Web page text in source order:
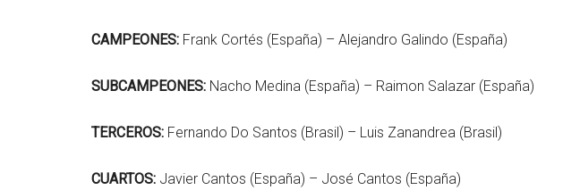
CAMPEONES: Frank Cortés (España) – Alejandro Galindo (España)
SUBCAMPEONES: Nacho Medina (España) – Raimon Salazar (España)
TERCEROS: Fernando Do Santos (Brasil) – Luis Zanandrea (Brasil)
CUARTOS: Javier Cantos (España) – José Cantos (España)